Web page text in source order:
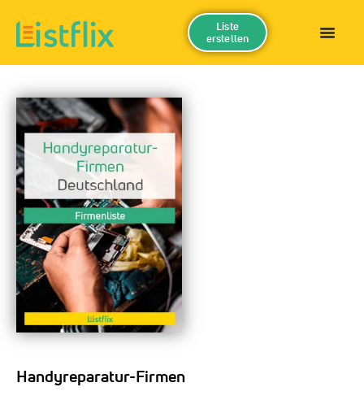
Liste
erstellen
Handyreparatur-Firmen